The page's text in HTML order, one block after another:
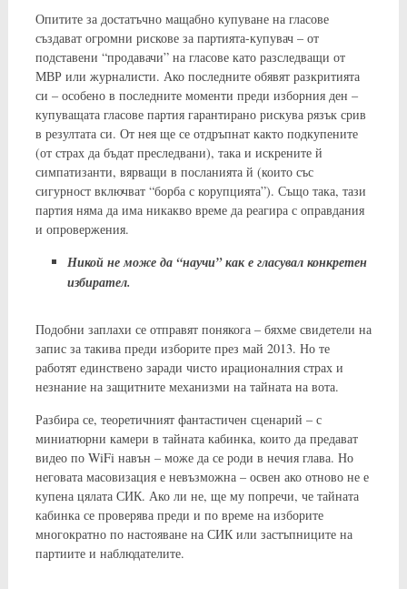
Опитите за достатъчно мащабно купуване на гласове
създават огромни рискове за партията-купувач – от
подставени “продавачи” на гласове като разследващи от
МВР или журналисти. Ако последните обявят разкритията
си – особено в последните моменти преди изборния ден –
купуващата гласове партия гарантирано рискува рязък срив
в резултата си. От нея ще се отдръпнат както подкупените
(от страх да бъдат преследвани), така и искрените й
симпатизанти, вярващи в посланията й (които със
сигурност включват “борба с корупцията”). Също така, тази
партия няма да има никакво време да реагира с оправдания
и опровержения.
Никой не може да “научи” как е гласувал конкретен
избирател.
Подобни заплахи се отправят понякога – бяхме свидетели на
запис за такива преди изборите през май 2013. Но те
работят единствено заради чисто ирационалния страх и
незнание на защитните механизми на тайната на вота.
Разбира се, теоретичният фантастичен сценарий – с
миниатюрни камери в тайната кабинка, които да предават
видео по WiFi навън – може да се роди в нечия глава. Но
неговата масовизация е невъзможна – освен ако отново не е
купена цялата СИК. Ако ли не, ще му попречи, че тайната
кабинка се проверява преди и по време на изборите
многократно по настояване на СИК или застъпниците на
партиите и наблюдателите.